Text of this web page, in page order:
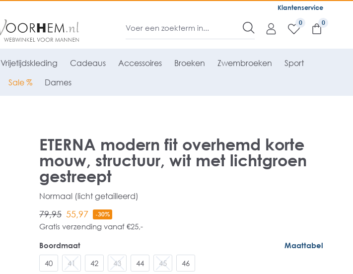
Klantenservice
0
Vrijetijdskleding Cadeaus Accessoires Broeken Zwembroeken Sport
Sale % Dames
ETERNA modern fit overhemd korte
mouw, structuur, wit met lichtgroen
gestreept
Normaal (licht getailleerd)
79,95 55,97 -30%
Gratis verzending vanaf €25,-
Boordmaat
Maattabel
40
41 42 43 44 45 46